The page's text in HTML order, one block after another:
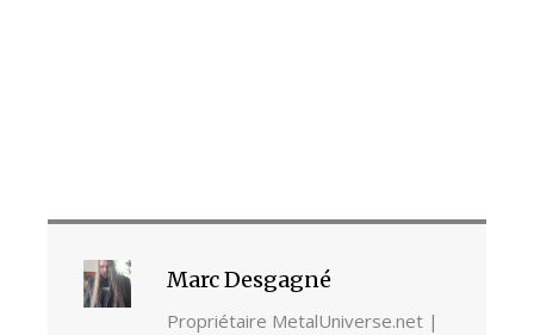
Marc Desgagné
Propriétaire MetalUniverse.net |